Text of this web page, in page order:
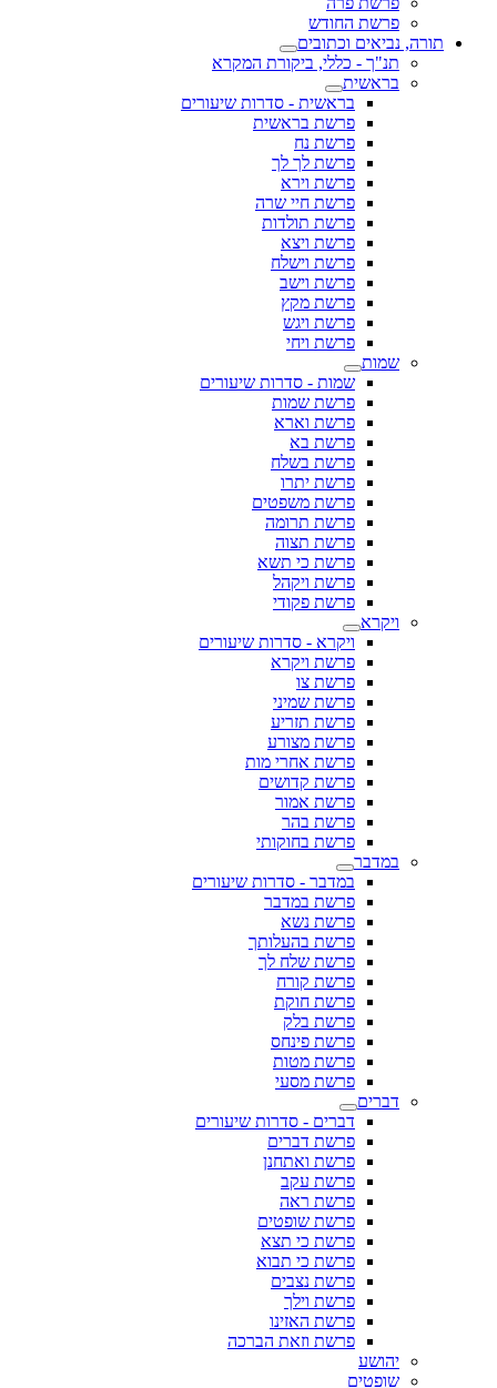
פרשת החודש
תורה, נביאים וכתובים
תנ"ך - כללי, ביקורת המקרא
בראשית
בראשית - סדרות שיעורים
פרשת בראשית
פרשת נח
פרשת לך לך
פרשת וירא
פרשת חיי שרה
פרשת תולדות
פרשת ויצא
פרשת וישלח
פרשת וישב
פרשת מקץ
פרשת ויגש
פרשת ויחי
שמות
שמות - סדרות שיעורים
פרשת שמות
פרשת וארא
פרשת בא
פרשת בשלח
פרשת יתרו
פרשת משפטים
פרשת תרומה
פרשת תצוה
פרשת כי תשא
פרשת ויקהל
פרשת פקודי
ויקרא
ויקרא - סדרות שיעורים
פרשת ויקרא
פרשת צו
פרשת שמיני
פרשת תזריע
פרשת מצורע
פרשת אחרי מות
פרשת קדושים
פרשת אמור
פרשת בהר
פרשת בחוקותי
במדבר
במדבר - סדרות שיעורים
פרשת במדבר
פרשת נשא
פרשת בהעלותך
פרשת שלח לך
פרשת קורח
פרשת חוקת
פרשת בלק
פרשת פינחס
פרשת מטות
פרשת מסעי
דברים
דברים - סדרות שיעורים
פרשת דברים
פרשת ואתחנן
פרשת עקב
פרשת ראה
פרשת שופטים
פרשת כי תצא
פרשת כי תבוא
פרשת נצבים
פרשת וילך
פרשת האזינו
פרשת וזאת הברכה
יהושע
שופטים